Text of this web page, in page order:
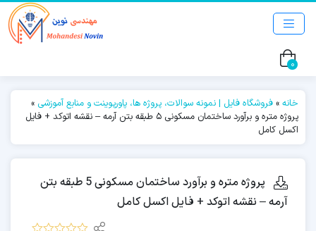
0
خانه » فروشگاه فایل | نمونه سوالات، پروژه ها، پاورپوینت و منابع آموزشی »
پروژه متره و برآورد ساختمان مسکونی 5 طبقه بتن آرمه – نقشه اتوکد + فایل
اکسل کامل
پروژه متره و برآورد ساختمان مسکونی 5 طبقه بتن
آرمه – نقشه اتوکد + فایل اکسل کامل